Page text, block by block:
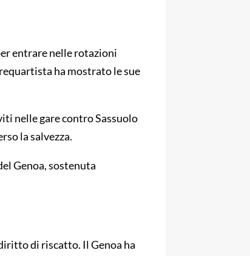
entrare nelle rotazioni
ha mostrato le sue
nelle gare contro Sassuolo
la salvezza.
Genoa, sostenuta
di riscatto. Il Genoa ha